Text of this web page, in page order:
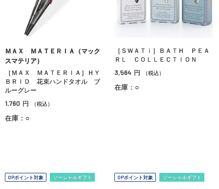
ＭＡＸ ＭＡＴＥＲＩＡ（マック
スマテリア）
［ＭＡＸ ＭＡＴＥＲＩＡ］ＨＹ
ＢＲＩＤ 花束ハンドタオル ブ
ルーグレー
1,760 円 （税込）
在庫：○
［ＳＷＡＴｉ］ＢＡＴＨ ＰＥＡ
ＲＬ ＣＯＬＬＥＣＴＩＯＮ
3,564 円 （税込）
在庫：○
OPポイント対象 ソーシャルギフト OPポイント対象 ソーシャルギフト